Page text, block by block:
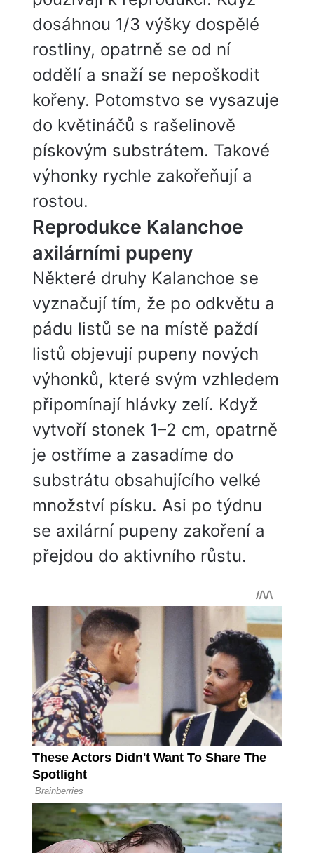
dosáhnou 1/3 výšky dospělé
rostliny, opatrně se od ní
oddělí a snaží se nepoškodit
kořeny. Potomstvo se vysazuje
do květináčů s rašelinově
pískovým substrátem. Takové
výhonky rychle zakořeňují a
rostou.
Reprodukce Kalanchoe
axilárními pupeny
Některé druhy Kalanchoe se
vyznačují tím, že po odkvětu a
pádu listů se na místě paždí
listů objevují pupeny nových
výhonků, které svým vzhledem
připomínají hlávky zelí. Když
vytvoří stonek 1–2 cm, opatrně
je ostříme a zasadíme do
substrátu obsahujícího velké
množství písku. Asi po týdnu
se axilární pupeny zakoření a
přejdou do aktivního růstu.